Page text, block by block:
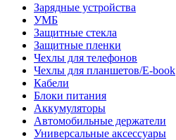
Зарядные устройства
УМБ
Защитные стекла
Защитные пленки
Чехлы для телефонов
Чехлы для планшетов/E-book
Кабели
Блоки питания
Аккумуляторы
Автомобильные держатели
Универсальные аксессуары